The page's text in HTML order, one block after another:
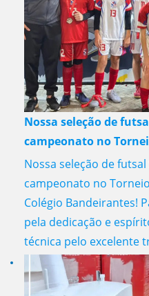
Nossa seleção de
campeonato no
Nossa seleção de
campeonato no
Colégio Bandeirantes!
pela dedicação e
técnica pelo excelente